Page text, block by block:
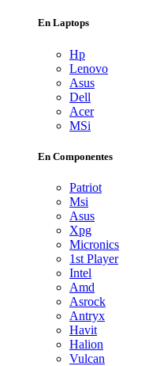
En Laptops
Hp
Lenovo
Asus
Dell
Acer
MSi
En Componentes
Patriot
Msi
Asus
Xpg
Micronics
1st Player
Intel
Amd
Asrock
Antryx
Havit
Halion
Vulcan